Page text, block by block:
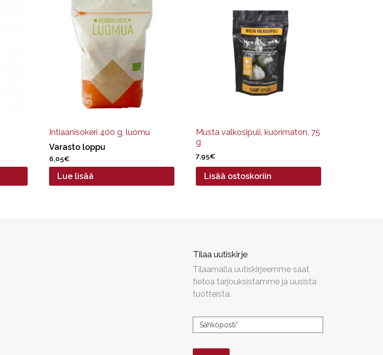
Intiaanisokeri 400 g, luomu
Varasto loppu
6,05€
Lue lisää
Musta valkosipuli, kuorimaton, 75
g
7,95€
Lisää ostoskoriin
Tilaa uutiskirje
Tilaamalla uutiskirjeemme saat
tietoa tarjouksistamme ja uusista
tuotteista.
Uutiskirjeen
tilaus
Sähköposti*